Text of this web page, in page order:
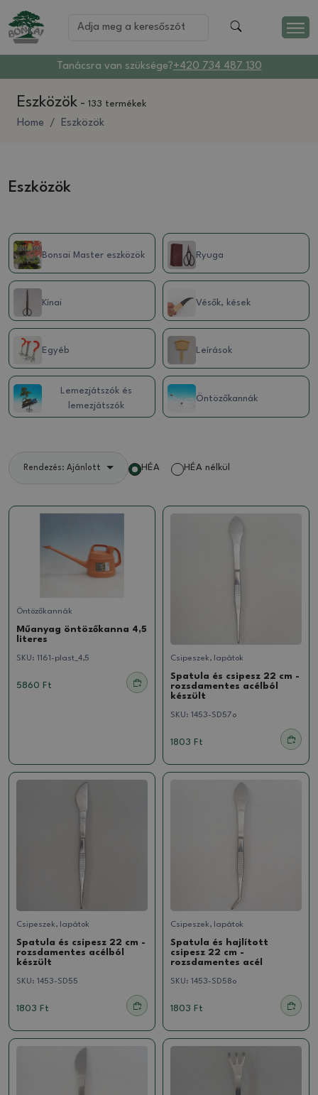
Tanácsra van szüksége?+420 734 487 130
Eszközök - 133 termékek
Home Eszközök
Eszközök
Bonsai Master eszközök Ryuga
Kínai Vésők, kések
Egyéb Leírások
Lemezjátszók és
lemezjátszók
Öntözőkannák
Rendezés: Ajánlott HÉA HÉA nélkül
Öntözőkannák
Műanyag öntözőkanna 4,5
literes
SKU: 1161-plast_4,5
5860 Ft
Csipeszek, lapátok
Spatula és csipesz 22 cm -
rozsdamentes acélból
készült
SKU: 1453-SD57o
1803 Ft
Csipeszek, lapátok
Spatula és csipesz 22 cm -
rozsdamentes acélból
készült
SKU: 1453-SD55
1803 Ft
Csipeszek, lapátok
Spatula és hajlított
csipesz 22 cm -
rozsdamentes acél
SKU: 1453-SD58o
1803 Ft